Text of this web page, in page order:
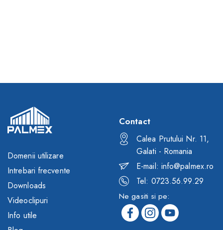
Domenii utilizare
Intrebari frecvente
Downloads
Videoclipuri
Info utile
Contact
Calea Prutului Nr. 11,
Galati - Romania
E-mail: info@palmex.ro
Tel: 0723.56.99.29
Ne gasiti si pe: